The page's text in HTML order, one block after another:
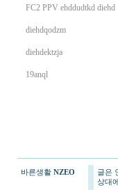
FC2 PPV ehddudtkd diehd
diehdqodzm
diehdektzja
19anql
yano77
바른생활 NZEO
글은
상대